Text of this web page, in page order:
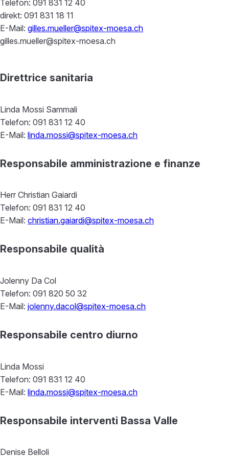
Telefon: 091 831 12 40
direkt: 091 831 18 11
E-Mail: gilles.mueller@spitex-moesa.ch
gilles.mueller@spitex-moesa.ch
Direttrice sanitaria
Linda Mossi Sammali
Telefon: 091 831 12 40
E-Mail: linda.mossi@spitex-moesa.ch
Responsabile amministrazione e finanze
Herr Christian Gaiardi
Telefon: 091 831 12 40
E-Mail: christian.gaiardi@spitex-moesa.ch
Responsabile qualità
Jolenny Da Col
Telefon: 091 820 50 32
E-Mail: jolenny.dacol@spitex-moesa.ch
Responsabile centro diurno
Linda Mossi
Telefon: 091 831 12 40
E-Mail: linda.mossi@spitex-moesa.ch
Responsabile interventi Bassa Valle
Denise Belloli